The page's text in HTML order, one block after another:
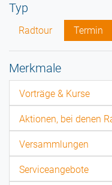
Typ
Radtour Termin
Merkmale
Vorträge & Kurse
Aktionen, bei denen
Versammlungen
Serviceangebote